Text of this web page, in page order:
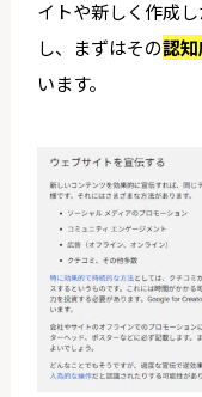
イトや新しく作成
し、まずはその認
います。